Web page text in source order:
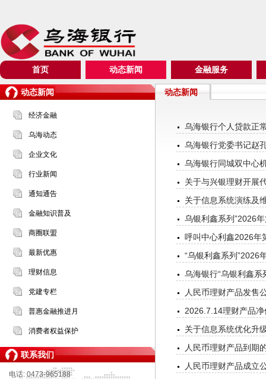
首页 动态新闻 金融服务
动态新闻
经济金融
乌海动态
企业文化
行业新闻
通知通告
金融知识普及
商圈联盟
最新优惠
理财信息
党建专栏
普惠金融推进月
消费者权益保护
联系我们
电话: 0473-965188
动态新闻
乌海银行个人贷款正
乌海银行党委书记赵
乌海银行同城双中心
关于与兴银理财开展
关于信息系统演练及
乌银利鑫系列”2026
呼叫中心利鑫2026年
“乌银利鑫系列”2026
乌海银行“乌银利鑫
人民币理财产品发售
2026.7.14理财产品
关于信息系统优化升
人民币理财产品到期
人民币理财产品成立